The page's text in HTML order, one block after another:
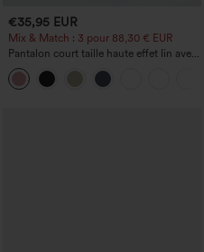
€35,95 EUR
Mix & Match : 3 pour 88,30 € EUR
Pantalon court taille haute effet lin avec
poche zippée